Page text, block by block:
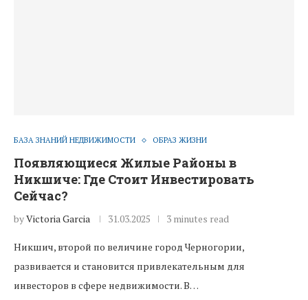
БАЗА ЗНАНИЙ НЕДВИЖИМОСТИ ОБРАЗ ЖИЗНИ
Появляющиеся Жилые Районы в
Никшиче: Где Стоит Инвестировать
Сейчас?
byVictoria Garcia 31.03.2025 3 minutes read
Никшич, второй по величине город Черногории,
развивается и становится привлекательным для
инвесторов в сфере недвижимости. В…